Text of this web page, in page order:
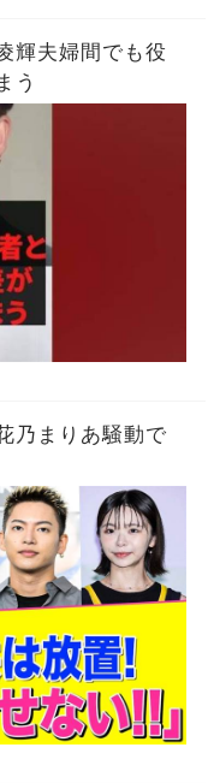
輝夫婦間でも役
う
乃まりあ騒動で